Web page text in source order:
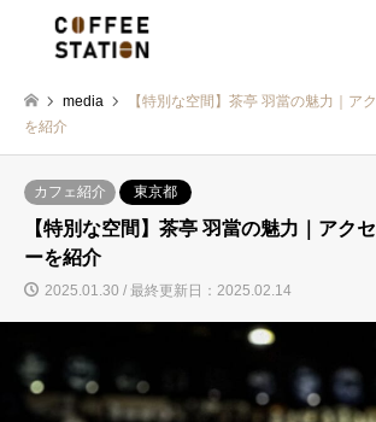
media
【特別な空間】茶亭 羽當の魅力｜ア
を紹介
カフェ紹介 東京都
【特別な空間】茶亭 羽當の魅力｜アク
ーを紹介
2025.01.30 / 最終更新日：2025.02.14